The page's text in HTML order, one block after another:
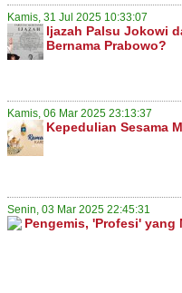
Kamis, 31 Jul 2025 10:33:07
Ijazah Palsu Jokowi
Bernama Prabowo?
Kamis, 06 Mar 2025 23:13:37
Kepedulian Sesama
Senin, 03 Mar 2025 22:45:31
Pengemis, 'Profesi' yang